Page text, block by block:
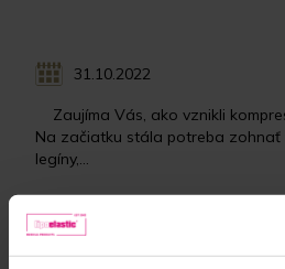
31.10.2022
Zaujíma Vás, ako vznikli
Na začiatku stála potreba zohnať
legíny,...
Zobraziť celý článok